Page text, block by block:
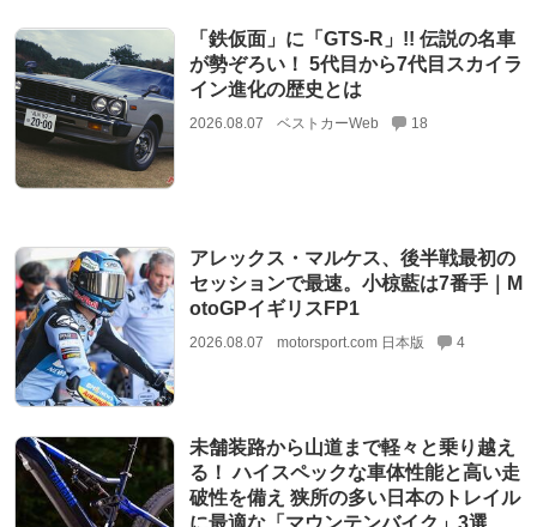
「鉄仮面」に「GTS-R」!! 伝説の名車
が勢ぞろい！ 5代目から7代目スカイラ
イン進化の歴史とは
2026.08.07 ベストカーWeb 18
アレックス・マルケス、後半戦最初の
セッションで最速。小椋藍は7番手｜M
otoGPイギリスFP1
2026.08.07 motorsport.com 日本版 4
未舗装路から山道まで軽々と乗り越え
る！ ハイスペックな車体性能と高い走
破性を備え 狭所の多い日本のトレイル